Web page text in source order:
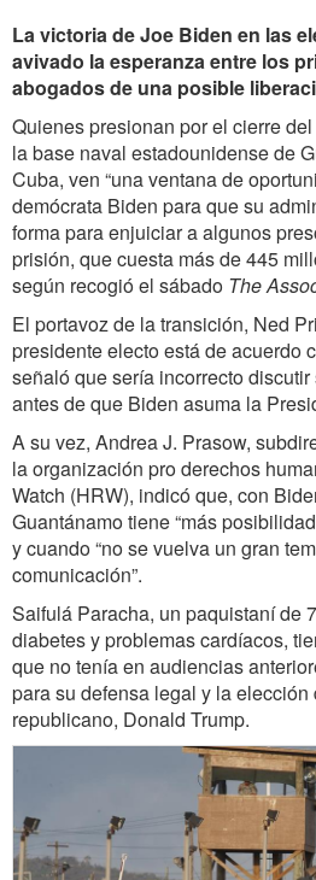
La victoria de Joe Biden en las
avivado la esperanza entre los
abogados de una posible
Quienes presionan por el cierre
la base ‎naval estadounidense de
Cuba, ven “una ventana de
demócrata Biden para que su
forma para enjuiciar a algunos
prisión, que cuesta más de 445
según recogió el sábado The
El portavoz de la transición, Ned
presidente electo está de acuerdo
señaló que sería incorrecto
antes de que Biden asuma la
A su vez, Andrea J. Prasow,
la organización pro derechos
Watch (HRW), indicó que, con
Guantánamo tiene “más
y cuando “no se vuelva un gran
comunicación”.
Saifulá Paracha, un paquistaní de
diabetes y problemas cardíacos,
que no tenía en audiencias
para su defensa legal y la
republicano, Donald Trump.